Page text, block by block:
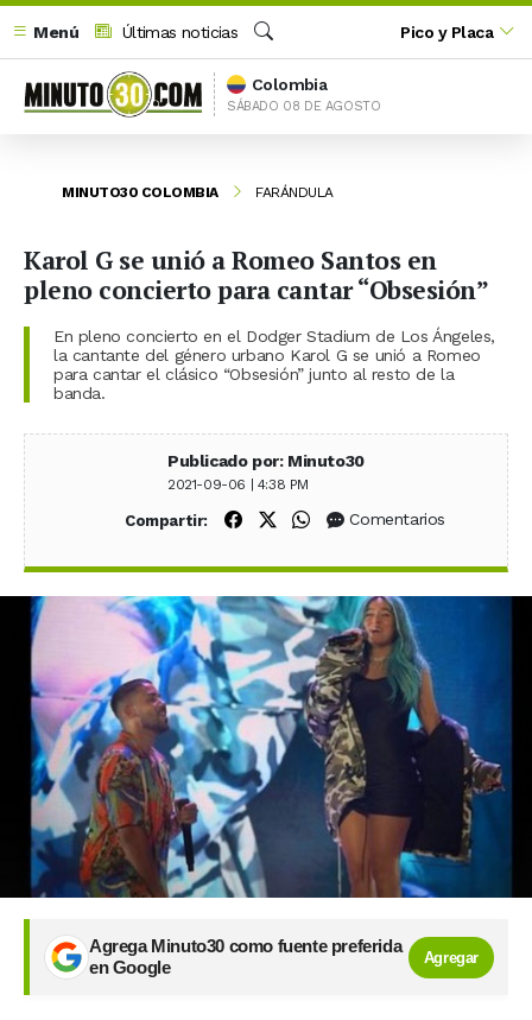
Menú
Últimas noticias
Buscar
Pico y Placa
Colombia
SÁBADO 08 DE AGOSTO
MINUTO30 COLOMBIA FARÁNDULA
Karol G se unió a Romeo Santos en
pleno concierto para cantar “Obsesión”
En pleno concierto en el Dodger Stadium de Los Ángeles,
la cantante del género urbano Karol G se unió a Romeo
para cantar el clásico “Obsesión” junto al resto de la
banda.
Publicado por: Minuto30
2021-09-06 | 4:38 PM
Compartir: Compartir en Facebook
Compartir en X (Twitter)
Compartir en WhatsApp
Comentarios
Agrega Minuto30 como fuente preferida
en Google
Agregar